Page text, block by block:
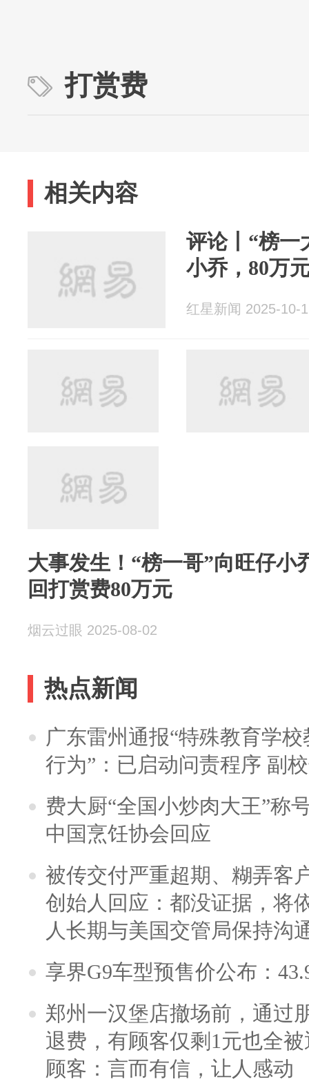
打赏费
相关内容
评论丨“榜一
小乔，80万
红星新闻 2025-10-
大事发生！“榜一哥”向旺仔小
回打赏费80万元
烟云过眼 2025-08-02
热点新闻
广东雷州通报“特殊教育学
行为”：已启动问责程序 副
费大厨“全国小炒肉大王”称
中国烹饪协会回应
被传交付严重超期、糊弄客
创始人回应：都没证据，将
人长期与美国交管局保持沟
享界G9车型预售价公布：
郑州一汉堡店撤场前，通过
退费，有顾客仅剩1元也全
顾客：言而有信，让人感动